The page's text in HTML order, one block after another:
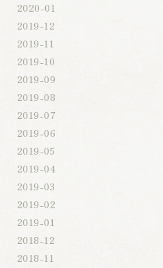
2020-01
2019-12
2019-11
2019-10
2019-09
2019-08
2019-07
2019-06
2019-05
2019-04
2019-03
2019-02
2019-01
2018-12
2018-11